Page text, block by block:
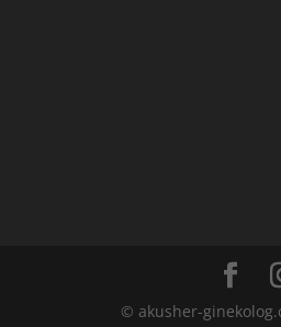
© akusher-